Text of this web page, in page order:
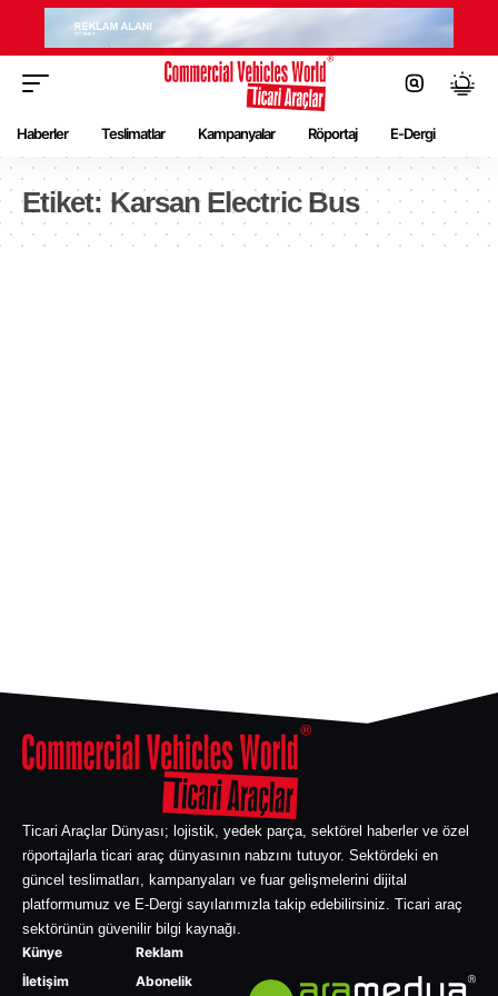
Haberler Teslimatlar Kampanyalar Röportaj E-Dergi
Etiket: Karsan Electric Bus
Ticari Araçlar Dünyası; lojistik, yedek parça, sektörel haberler ve özel
röportajlarla ticari araç dünyasının nabzını tutuyor. Sektördeki en
güncel teslimatları, kampanyaları ve fuar gelişmelerini dijital
platformumuz ve E-Dergi sayılarımızla takip edebilirsiniz. Ticari araç
sektörünün güvenilir bilgi kaynağı.
Künye
İletişim
Reklam
Abonelik